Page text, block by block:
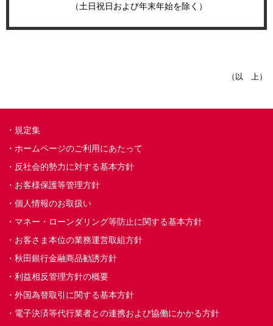
（土日祝日および年末年始を除く）
（以 上）
規定集
ホームページのご利用にあたって
反社会的勢力に対する基本方針
お客様保護等管理方針
個人情報のお取扱い
マネー・ローンダリング等防止に関する基本方針
お客さま本位の業務運営取組方針
秋田銀行金融商品勧誘方針
利益相反管理方針の概要
外国為替取引に関する基本方針
電子決済等代行業者との連携および協働にかかる方針